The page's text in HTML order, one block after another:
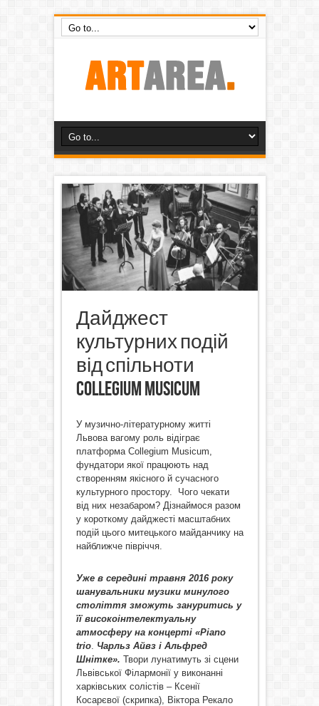
Дайджест
культурних подій
від спільноти
Collegium Musicum
У музично-літературному житті
Львова вагому роль відіграє
платформа Collegium Musicum,
фундатори якої працюють над
створенням якісного й сучасного
культурного простору. Чого чекати
від них незабаром? Дізнаймося разом
у короткому дайджесті масштабних
подій цього митецького майданчику на
найближче півріччя.
Уже в середині травня 2016 року
шанувальники музики минулого
століття зможуть зануритись у
її високоінтелектуальну
атмосферу на концерті «Piano
trio. Чарльз Айвз і Альфред
Шнітке». Твори лунатимуть зі сцени
Львівської Філармонії у виконанні
харківських солістів – Ксенії
Косарєвої (скрипка), Віктора Рекало